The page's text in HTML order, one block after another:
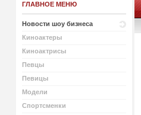
ГЛАВНОЕ МЕНЮ
Новости шоу бизнеса
Киноактеры
Киноактрисы
Певцы
Певицы
Модели
Спортсменки